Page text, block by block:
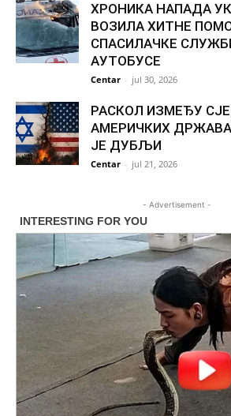
ХРОНИКА НАПАДА
ВОЗИЛА ХИТНЕ
СПАСИЛАЧКЕ
АУТОБУСЕ
Centar - jul 30, 2026
РАСКОЛ ИЗМЕЂУ
АМЕРИЧКИХ ДРЖАВА
ЈЕ ДУБЉИ
Centar - jul 21, 2026
- Advertisement -